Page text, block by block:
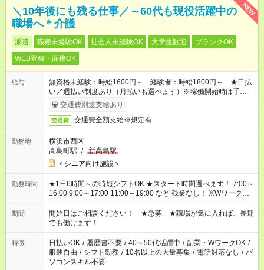
NEW
＼10年後にも残る仕事／～60代も現役活躍中の
職場へ＊介護
派遣 職種未経験OK 社会人未経験OK 大学生歓迎
ブランクOK
WEB登録・面接OK
給与
無資格未経験：時給1600円～ 経験者：時給1800円～ ★日払
い／週払い制度あり（月払いも選べます）※稼働開始時は手続き
完了次第のお支払いとなります。
交通費別途支給あり
交通費 交通費全額支給※規定有
勤務地
横浜市西区
高島町駅 / 新高島駅
＜シニア向け施設＞
勤務時間
★1日6時間～の時短シフトOK ★スタート時間選べます！ 7:00～
16:00 9:00～17:00 11:00～19:00 など 残業なし！ ※Wワークの
場合、他のお仕事と合わせ週40時間超の就業はご案内できませ
ん ※法令に基づき、週20時間以上勤務は社会保険への加入対象
となります ※労働者派遣法（日雇い派遣の原則禁止）により、
短時間・短期間の就業はご案内が難しい場合があります
期間
開始日はご相談ください！ ★急募 ★職場が気に入れば、長期
でも働けます！
特徴 日払いOK / 履歴書不要 / 40～50代活躍中 / 副業・WワークOK /
服装自由 / シフト勤務 / 10名以上の大量募集 / 電話対応なし / パ
ソコンスキル不要